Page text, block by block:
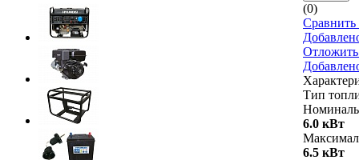
(0)
Сравнить
Отложить
Тип
6.0 кВт
6.5 кВт